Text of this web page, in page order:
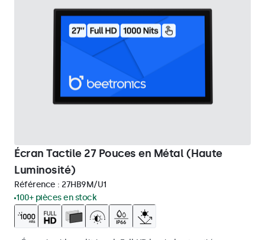
Écran Tactile 27 Pouces en Métal (Haute
Luminosité)
Référence : 27HB9M/U1
100+ pièces en stock